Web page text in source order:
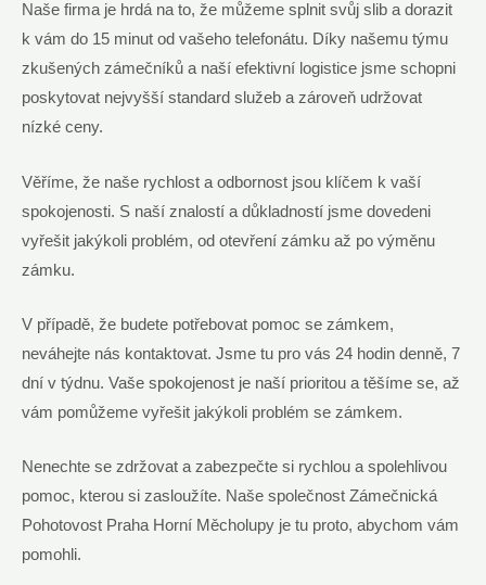
Naše firma je hrdá na ‌to, že můžeme splnit svůj slib a dorazit
k vám do 15 minut od vašeho telefonátu. Díky našemu týmu
zkušených zámečníků a naší efektivní logistice jsme ⁤schopni
poskytovat nejvyšší standard⁢ služeb a zároveň udržovat
nízké ceny.
Věříme, že naše‍ rychlost⁤ a odbornost ⁣jsou klíčem k vaší
⁣spokojenosti. S naší znalostí a důkladností jsme dovedeni
vyřešit jakýkoli problém, od otevření zámku až po výměnu
zámku.
V případě, že budete potřebovat pomoc se zámkem,
⁤neváhejte nás ⁢kontaktovat. Jsme ​tu pro vás 24 hodin​ denně, 7
dní v týdnu. Vaše spokojenost je naší prioritou a těšíme se, až
vám pomůžeme vyřešit jakýkoli problém se zámkem.
Nenechte se zdržovat a ⁣zabezpečte si rychlou a spolehlivou
pomoc, kterou si zasloužíte. Naše společnost Zámečnická
Pohotovost Praha Horní Měcholupy je tu‌ proto, abychom vám‍
pomohli.